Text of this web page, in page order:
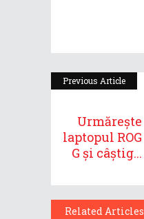
Previous Article
Urmărește
laptopul ROG
G și câștig...
Related Articles